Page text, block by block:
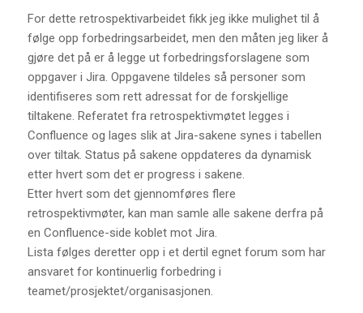
For dette retrospektivarbeidet fikk jeg ikke mulighet til å
følge opp forbedringsarbeidet, men den måten jeg liker å
gjøre det på er å legge ut forbedringsforslagene som
oppgaver i Jira. Oppgavene tildeles så personer som
identifiseres som rett adressat for de forskjellige
tiltakene. Referatet fra retrospektivmøtet legges i
Confluence og lages slik at Jira-sakene synes i tabellen
over tiltak. Status på sakene oppdateres da dynamisk
etter hvert som det er progress i sakene.
Etter hvert som det gjennomføres flere
retrospektivmøter, kan man samle alle sakene derfra på
en Confluence-side koblet mot Jira.
Lista følges deretter opp i et dertil egnet forum som har
ansvaret for kontinuerlig forbedring i
teamet/prosjektet/organisasjonen.